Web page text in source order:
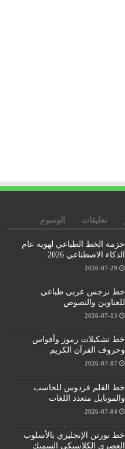
تعليقات الوسوم
حزمة الخط الطباعي لهوية عام
الذكاء الاصطناعي 2026
2026-07-29
خط نرجس عربي طباعي
للعناوين والنصوص
2026-07-13
خط تشكيلات رموز وأقواس
وحروف القرآن الكريم
2026-07-07
خط القلم فردوس للحاسب
والموبايل متعدد اللغات
2026-07-04
خط نورتن الإنجليزي بالأسلوب
العصري الكلاسيكي السميك